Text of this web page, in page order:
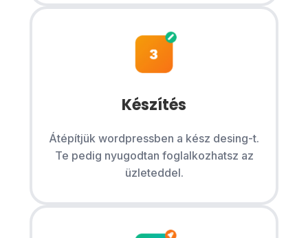
Készítés
Átépítjük wordpressben a kész desing-t.
Te pedig nyugodtan foglalkozhatsz az
üzleteddel.